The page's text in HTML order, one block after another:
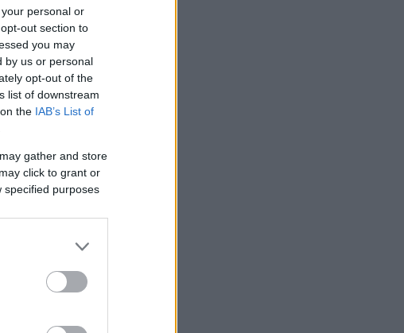
personal or
out section to
you may
by us or personal
opt-out of the
list of downstream
the IAB’s List of
gather and store
click to grant or
specified purposes